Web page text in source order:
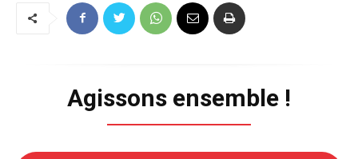
Agissons ensemble !